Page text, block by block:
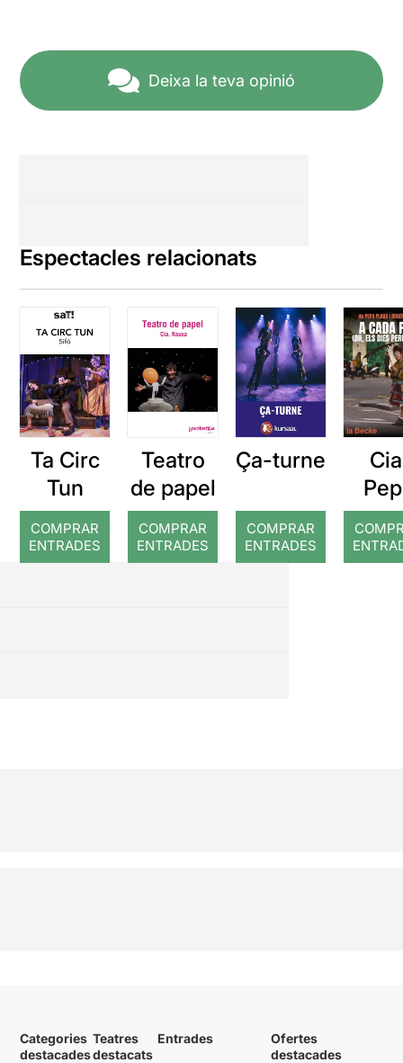
Deixa la teva opinió
Espectacles relacionats
Ta Circ
Tun
COMPRAR
ENTRADES
Teatro
de papel
COMPRAR
ENTRADES
Ça-turne
COMPRAR
ENTRADES
cada
Categories
destacades
Teatres
destacats
Entrades
Ofertes
destacades